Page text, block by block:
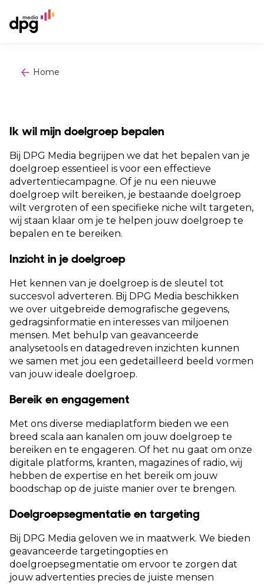
Home
Ik wil mijn doelgroep bepalen
Bij DPG Media begrijpen we dat het bepalen van je
doelgroep essentieel is voor een effectieve
advertentiecampagne. Of je nu een nieuwe
doelgroep wilt bereiken, je bestaande doelgroep
wilt vergroten of een specifieke niche wilt targeten,
wij staan klaar om je te helpen jouw doelgroep te
bepalen en te bereiken.
Inzicht in je doelgroep
Het kennen van je doelgroep is de sleutel tot
succesvol adverteren. Bij DPG Media beschikken
we over uitgebreide demografische gegevens,
gedragsinformatie en interesses van miljoenen
mensen. Met behulp van geavanceerde
analysetools en datagedreven inzichten kunnen
we samen met jou een gedetailleerd beeld vormen
van jouw ideale doelgroep.
Bereik en engagement
Met ons diverse mediaplatform bieden we een
breed scala aan kanalen om jouw doelgroep te
bereiken en te engageren. Of het nu gaat om onze
digitale platforms, kranten, magazines of radio, wij
hebben de expertise en het bereik om jouw
boodschap op de juiste manier over te brengen.
Doelgroepsegmentatie en targeting
Bij DPG Media geloven we in maatwerk. We bieden
geavanceerde targetingopties en
doelgroepsegmentatie om ervoor te zorgen dat
jouw advertenties precies de juiste mensen